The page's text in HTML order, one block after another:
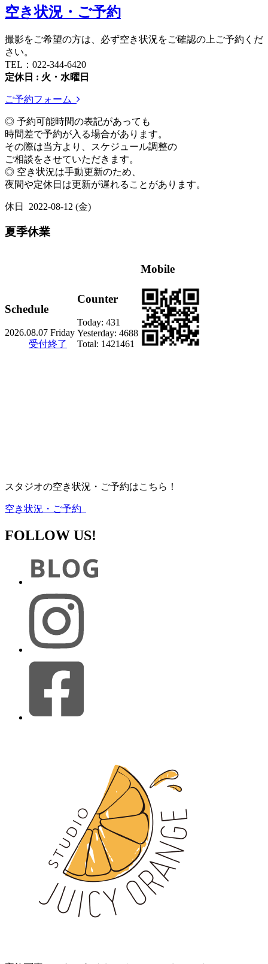
空き状況・ご予約
撮影をご希望の方は、必ず空き状況をご確認の上ご予約くだ
さい。
TEL：022-344-6420
定休日 : 火・水曜日
ご予約フォーム
◎ 予約可能時間の表記があっても
時間差で予約が入る場合があります。
その際は当方より、スケジュール調整の
ご相談をさせていただきます。
◎ 空き状況は手動更新のため、
夜間や定休日は更新が遅れることがあります。
休日 2022-08-12 (金)
夏季休業
Schedule
2026.08.07 Friday
受付終了
Counter
Today: 431
Yesterday: 4688
Total: 1421461
Mobile
スタジオの空き状況・ご予約はこちら！
空き状況・ご予約
FOLLOW US!